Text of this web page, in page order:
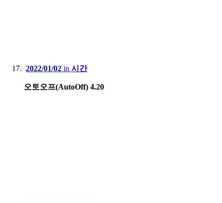
2022/01/02 in 시간
오토오프(AutoOff) 4.20